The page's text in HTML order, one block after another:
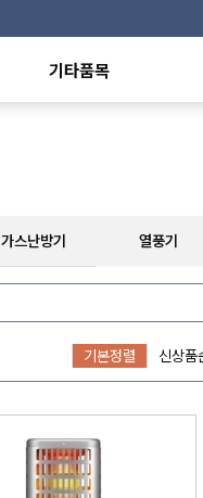
기타품목
개인결제창
가스난방기 열풍기
기본정렬 신상품